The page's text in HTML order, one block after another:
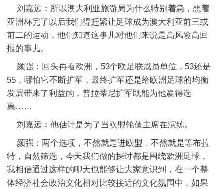
刘嘉远：所以澳大利亚旅游局为什么特别着急，想着
亚洲杯完了以后我们得赶紧让足球成为澳大利亚前三或
前二的运动，他们知道这事儿对他们来说是高风险高回
报的事儿。
颜强：回头再看欧洲，53个欧足联成员单位，53还是
55，哪怕它不断扩军，最终扩军还是给欧洲足球的均衡
发展带来了利益的，普拉蒂尼扩军既能为他赢得选
票……
刘嘉远：他估计是为了当欧盟轮值主席在演练。
颜强：两个选项，不然就是进欧盟，不然就是等布拉
特，自然筛选，今天我们做的探讨都是围绕欧洲足球，
我相信通过这样的聊天也能够让大家意识到，在一个整
体经济社会政治文化相对比较接近的文化氛围中，如果